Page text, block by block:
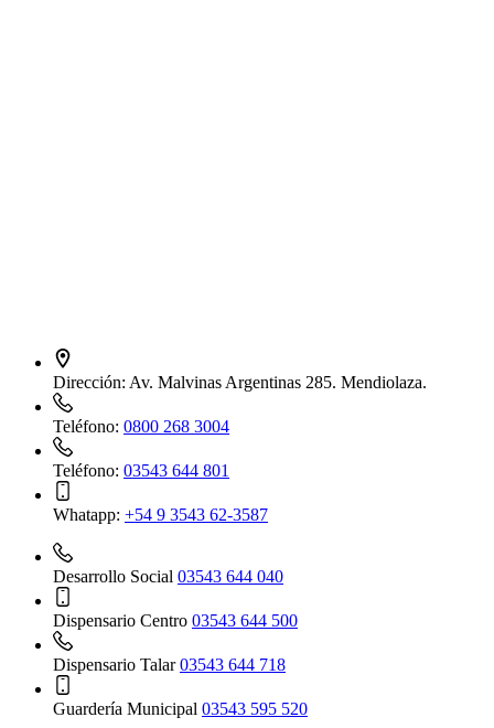
Dirección: Av. Malvinas Argentinas 285. Mendiolaza.
Teléfono: 0800 268 3004
Teléfono: 03543 644 801
Whatapp: +54 9 3543 62-3587
Desarrollo Social 03543 644 040
Dispensario Centro 03543 644 500
Dispensario Talar03543 644 718
Guardería Municipal 03543 595 520